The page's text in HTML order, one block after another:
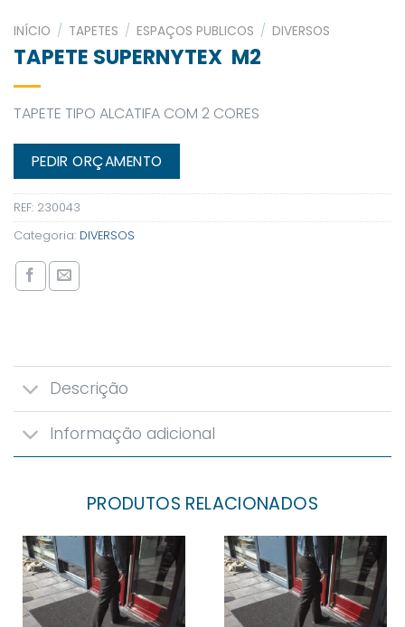
INÍCIO / TAPETES / ESPAÇOS PUBLICOS / DIVERSOS
TAPETE SUPERNYTEX M2
TAPETE TIPO ALCATIFA COM 2 CORES
PEDIR ORÇAMENTO
REF: 230043
Categoria: DIVERSOS
Descrição
Informação adicional
PRODUTOS RELACIONADOS